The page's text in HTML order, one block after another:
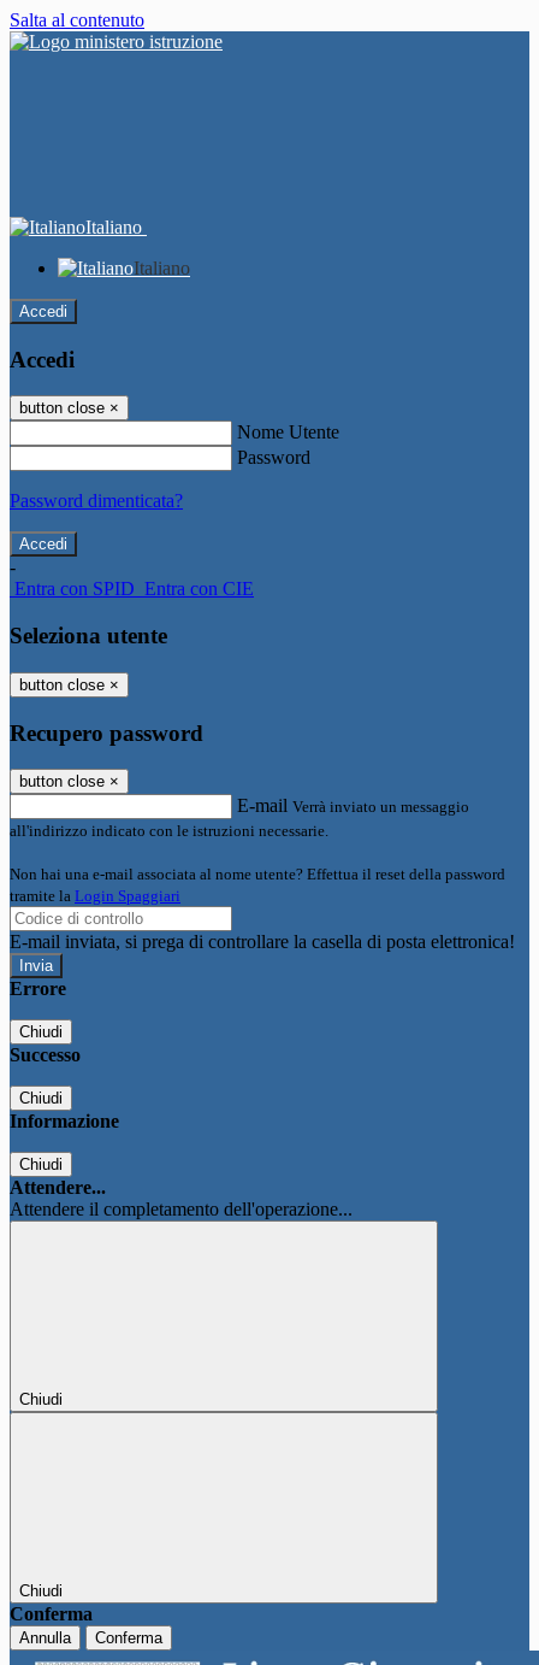
Salta al contenuto
Italiano
Italiano
Accedi
Accedi
button close ×
Nome Utente
Password
Password dimenticata?
-
Entra con SPID Entra con CIE
Seleziona utente
button close ×
Recupero password
button close ×
E-mail Verrà inviato un messaggio
all'indirizzo indicato con le istruzioni necessarie.
Non hai una e-mail associata al nome utente? Effettua il reset della password
tramite la Login Spaggiari
E-mail inviata, si prega di controllare la casella di posta elettronica!
Errore
Chiudi
Successo
Chiudi
Informazione
Chiudi
Attendere...
Attendere il completamento dell'operazione...
Chiudi
Chiudi
Conferma
Annulla Conferma